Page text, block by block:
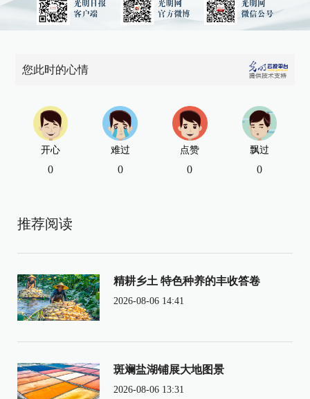
您此时的心情
开心
0
难过
0
点赞
0
飘过
0
推荐阅读
精耕乡土 特色种养的丰收答卷
2026-08-06 14:41
斑斓盐湖铺展大地图景
2026-08-06 13:31